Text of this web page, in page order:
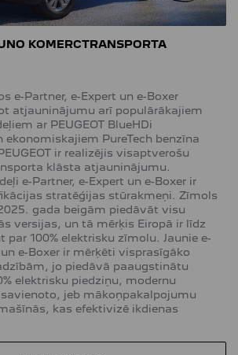
KOMERCTRANSPORTA
e-Partner, e-Expert un e-Boxer
atjauninājumu arī populārākajiem
ar PEUGEOT BlueHDi
ekonomiskajiem PureTech benzīna
ir realizējis visaptverošu
klāsta atjauninājumu.
e-Partner, e-Expert un e-Boxer ir
stratēģijas stūrakmeņi. Zīmols
gada beigām piedāvāt visu
versijas, un tā mērķis Eiropā ir līdz
par 100% elektrisku zīmolu. Jaunie e-
e-Boxer ir mērķēti visprasīgāko
jo piedāvā paaugstinātu
elektrisku piedziņu, modernu
jeb mākoņpakalpojumu
kas efektivizē ikdienas